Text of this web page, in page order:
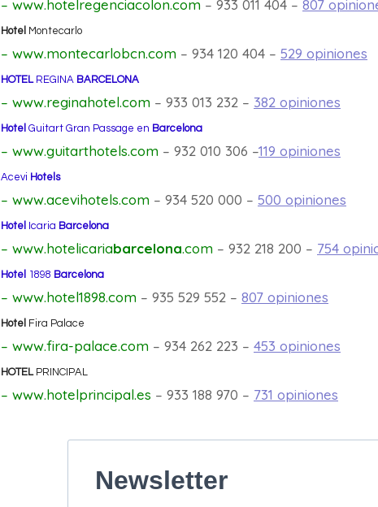
– www.hotelregenciacolon.com – 933 011 404 – 807
Hotel Montecarlo
– www.montecarlobcn.com – 934 120 404 – 529 opiniones
HOTELREGINA BARCELONA
– www.reginahotel.com – 933 013 232 – 382 opiniones
Hotel Guitart Gran Passage en Barcelona
– www.guitarthotels.com – 932 010 306 –119 opiniones
Acevi Hotels
– www.acevihotels.com – 934 520 000 – 500 opiniones
Hotel Icaria Barcelona
– www.hotelicariabarcelona.com – 932 218 200 – 754
Hotel 1898 Barcelona
– www.hotel1898.com – 935 529 552 – 807 opiniones
Hotel Fira Palace
– www.fira-palace.com – 934 262 223 – 453 opiniones
HOTELPRINCIPAL
– www.hotelprincipal.es – 933 188 970 – 731 opiniones